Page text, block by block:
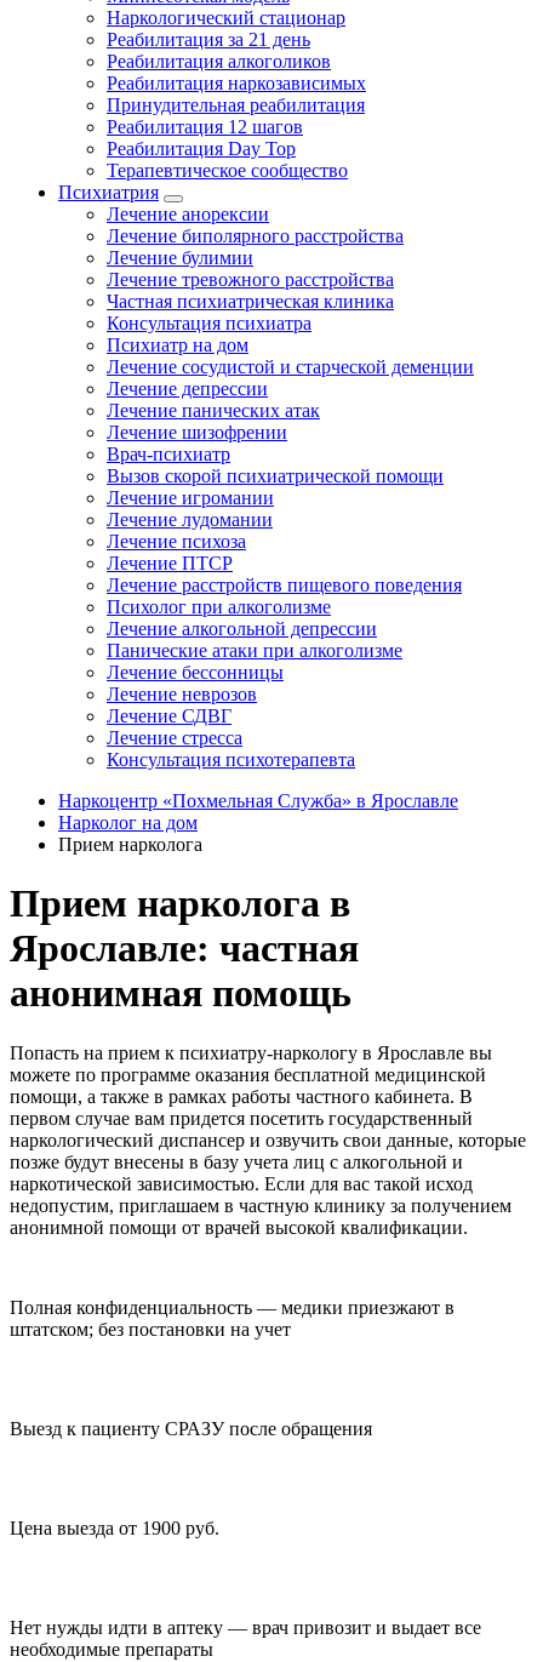
Наркологический стационар
Реабилитация за 21 день
Реабилитация алкоголиков
Реабилитация наркозависимых
Принудительная реабилитация
Реабилитация 12 шагов
Реабилитация Day Top
Терапевтическое сообщество
Психиатрия
Лечение анорексии
Лечение биполярного расстройства
Лечение булимии
Лечение тревожного расстройства
Частная психиатрическая клиника
Консультация психиатра
Психиатр на дом
Лечение сосудистой и старческой деменции
Лечение депрессии
Лечение панических атак
Лечение шизофрении
Врач-психиатр
Вызов скорой психиатрической помощи
Лечение игромании
Лечение лудомании
Лечение психоза
Лечение ПТСР
Лечение расстройств пищевого поведения
Психолог при алкоголизме
Лечение алкогольной депрессии
Панические атаки при алкоголизме
Лечение бессонницы
Лечение неврозов
Лечение СДВГ
Лечение стресса
Консультация психотерапевта
Наркоцентр «Похмельная Служба» в Ярославле
Нарколог на дом
Прием нарколога
Прием нарколога в
Ярославле: частная
анонимная помощь
Попасть на прием к психиатру-наркологу в Ярославле вы
можете по программе оказания бесплатной медицинской
помощи, а также в рамках работы частного кабинета. В
первом случае вам придется посетить государственный
наркологический диспансер и озвучить свои данные, которые
позже будут внесены в базу учета лиц с алкогольной и
наркотической зависимостью. Если для вас такой исход
недопустим, приглашаем в частную клинику за получением
анонимной помощи от врачей высокой квалификации.
Полная конфиденциальность — медики приезжают в
штатском; без постановки на учет
Выезд к пациенту СРАЗУ после обращения
Цена выезда от 1900 руб.
Нет нужды идти в аптеку — врач привозит и выдает все
необходимые препараты